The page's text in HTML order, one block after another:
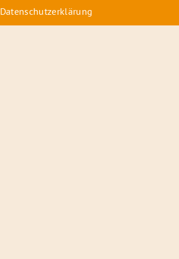
Datenschutzerklärung